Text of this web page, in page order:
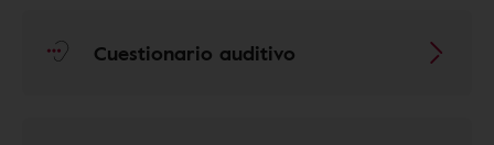
Cuestionario auditivo